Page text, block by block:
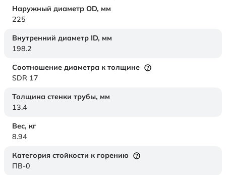
Наружный диаметр OD, мм
225
Внутренний диаметр ID, мм
198.2
Соотношение диаметра к толщине
SDR 17
Толщина стенки трубы, мм
13.4
Вес, кг
8.94
Категория стойкости к горению
ПВ-0